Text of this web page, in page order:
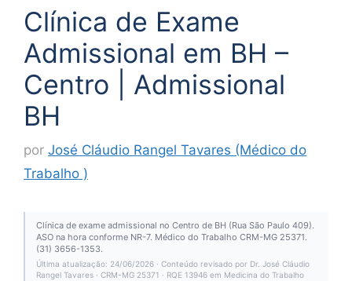
Clínica de Exame
Admissional em BH –
Centro | Admissional
BH
por José Cláudio Rangel Tavares (Médico do
Trabalho )
Clínica de exame admissional no Centro de BH (Rua São Paulo 409).
ASO na hora conforme NR-7. Médico do Trabalho CRM-MG 25371.
(31) 3656-1353.
Última atualização: 24/06/2026 · Conteúdo revisado por Dr. José Cláudio
Rangel Tavares · CRM-MG 25371 · RQE 13946 em Medicina do Trabalho